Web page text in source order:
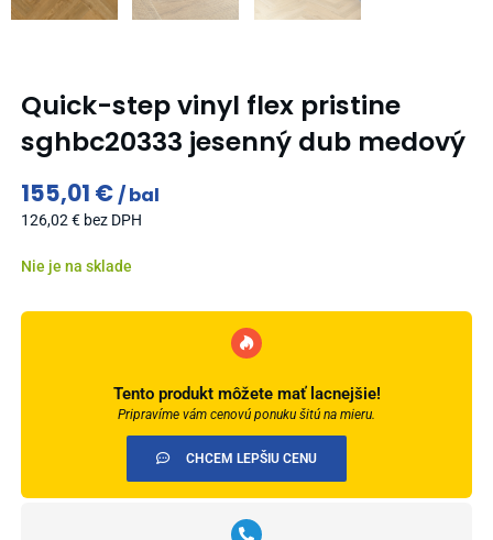
Quick-step vinyl flex pristine
sghbc20333 jesenný dub medový
155,01 € bal
126,02 € bez DPH
Nie je na sklade
Tento produkt môžete mať lacnejšie!
Pripravíme vám cenovú ponuku šitú na mieru.
CHCEM LEPŠIU CENU